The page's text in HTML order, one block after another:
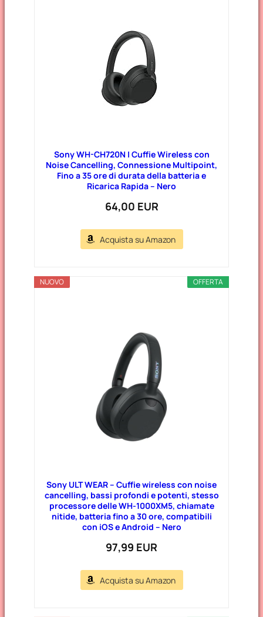
Sony WH-CH720N | Cuffie Wireless con
Noise Cancelling, Connessione Multipoint,
Fino a 35 ore di durata della batteria e
Ricarica Rapida – Nero
64,00 EUR
Acquista su Amazon
OFFERTA
NUOVO
Sony ULT WEAR – Cuffie wireless con noise
cancelling, bassi profondi e potenti, stesso
processore delle WH-1000XM5, chiamate
nitide, batteria fino a 30 ore, compatibili
con iOS e Android – Nero
97,99 EUR
Acquista su Amazon